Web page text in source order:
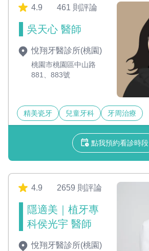
4.9 461 則評論
吳天心 醫師
悅翔牙醫診所(桃園)
桃園市桃園區中山路
881、883號
精美瓷牙 兒童牙科 牙周治療
點我預約看診時段
4.9 2659 則評論
隱適美｜植牙專
科侯光宇 醫師
悅翔牙醫診所(桃園)